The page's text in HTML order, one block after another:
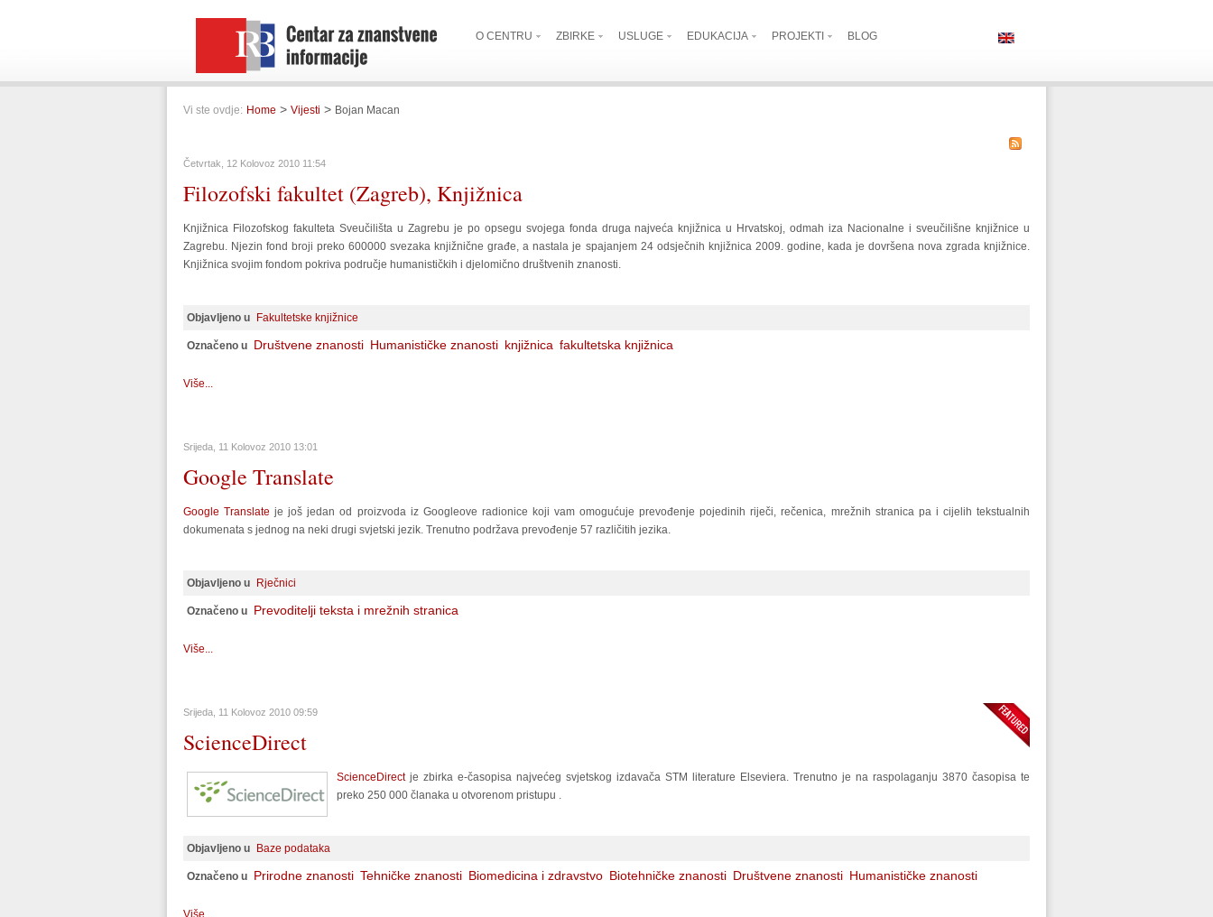
O CENTRU ZBIRKE USLUGE EDUKACIJA PROJEKTI BLOG
Vi ste ovdje: Home > Vijesti > Bojan Macan
Četvrtak, 12 Kolovoz 2010 11:54
Filozofski fakultet (Zagreb), Knjižnica
Knjižnica Filozofskog fakulteta Sveučilišta u Zagrebu je po opsegu svojega fonda druga najveća knjižnica u Hrvatskoj, odmah iza Nacionalne i sveučilišne knjižnice u
Zagrebu. Njezin fond broji preko 600000 svezaka knjižnične građe, a nastala je spajanjem 24 odsječnih knjižnica 2009. godine, kada je dovršena nova zgrada knjižnice.
Knjižnica svojim fondom pokriva područje humanističkih i djelomično društvenih znanosti.
Objavljeno u Fakultetske knjižnice
Označeno u Društvene znanosti Humanističke znanosti knjižnica fakultetska knjižnica
Više...
Srijeda, 11 Kolovoz 2010 13:01
Google Translate
Google Translate je još jedan od proizvoda iz Googleove radionice koji vam omogućuje prevođenje pojedinih riječi, rečenica, mrežnih stranica pa i cijelih tekstualnih
dokumenata s jednog na neki drugi svjetski jezik. Trenutno podržava prevođenje 57 različitih jezika.
Objavljeno u Rječnici
Označeno u Prevoditelji teksta i mrežnih stranica
Više...
Srijeda, 11 Kolovoz 2010 09:59
ScienceDirect
ScienceDirectje zbirka e-časopisa najvećeg svjetskog izdavača STM literature Elseviera. Trenutno je na raspolaganju 3870 časopisa te
preko 250 000 članaka u otvorenom pristupu .
Objavljeno u Baze podataka
Označeno u Prirodne znanosti Tehničke znanosti Biomedicina i zdravstvo Biotehničke znanosti Društvene znanosti Humanističke znanosti
Više...